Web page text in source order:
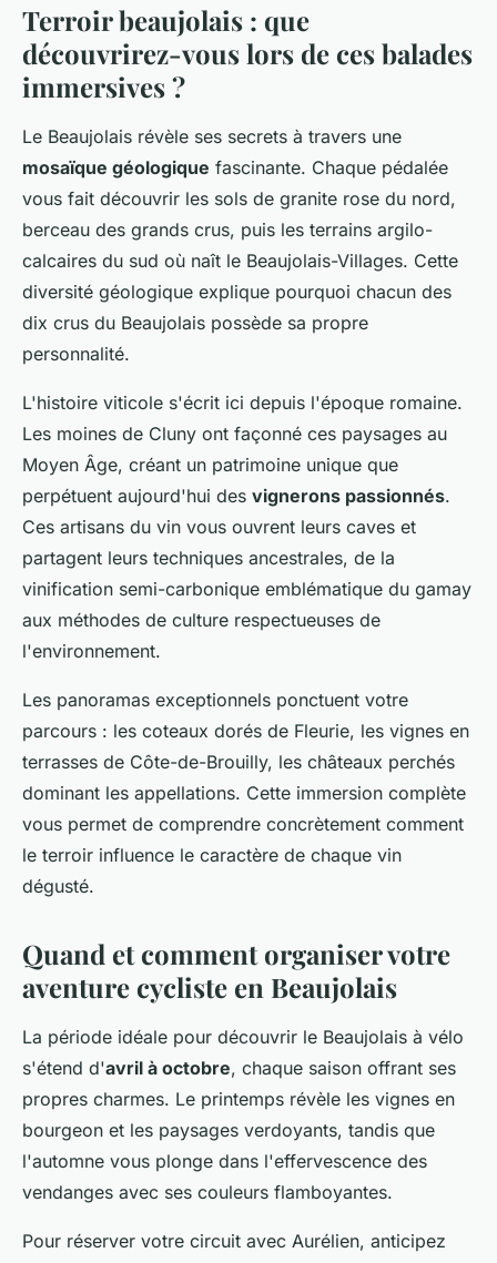
Terroir beaujolais : que
découvrirez-vous lors de ces balades
immersives ?
Le Beaujolais révèle ses secrets à travers une
mosaïque géologique fascinante. Chaque pédalée
vous fait découvrir les sols de granite rose du nord,
berceau des grands crus, puis les terrains argilo-
calcaires du sud où naît le Beaujolais-Villages. Cette
diversité géologique explique pourquoi chacun des
dix crus du Beaujolais possède sa propre
personnalité.
L'histoire viticole s'écrit ici depuis l'époque romaine.
Les moines de Cluny ont façonné ces paysages au
Moyen Âge, créant un patrimoine unique que
perpétuent aujourd'hui des vignerons passionnés.
Ces artisans du vin vous ouvrent leurs caves et
partagent leurs techniques ancestrales, de la
vinification semi-carbonique emblématique du gamay
aux méthodes de culture respectueuses de
l'environnement.
Les panoramas exceptionnels ponctuent votre
parcours : les coteaux dorés de Fleurie, les vignes en
terrasses de Côte-de-Brouilly, les châteaux perchés
dominant les appellations. Cette immersion complète
vous permet de comprendre concrètement comment
le terroir influence le caractère de chaque vin
dégusté.
Quand et comment organiser votre
aventure cycliste en Beaujolais
La période idéale pour découvrir le Beaujolais à vélo
s'étend d'avril à octobre, chaque saison offrant ses
propres charmes. Le printemps révèle les vignes en
bourgeon et les paysages verdoyants, tandis que
l'automne vous plonge dans l'effervescence des
vendanges avec ses couleurs flamboyantes.
Pour réserver votre circuit avec Aurélien, anticipez